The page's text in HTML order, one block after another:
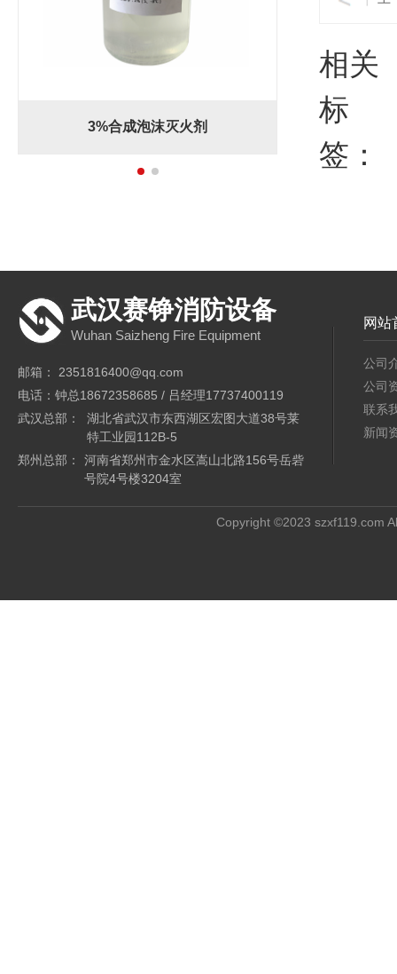
3%合成泡沫灭火剂
相关
标
签：
武汉赛铮消防设备
Wuhan Saizheng Fire Equipment
邮箱： 2351816400@qq.com
电话：钟总18672358685 / 吕经理17737400119
武汉总部：
湖北省武汉市东西湖区宏图大道38号莱
特工业园112B-5
郑州总部：
河南省郑州市金水区嵩山北路156号岳砦
号院4号楼3204室
网站
公司
公司
联系
新闻
Copyright ©2023 szxf119.com